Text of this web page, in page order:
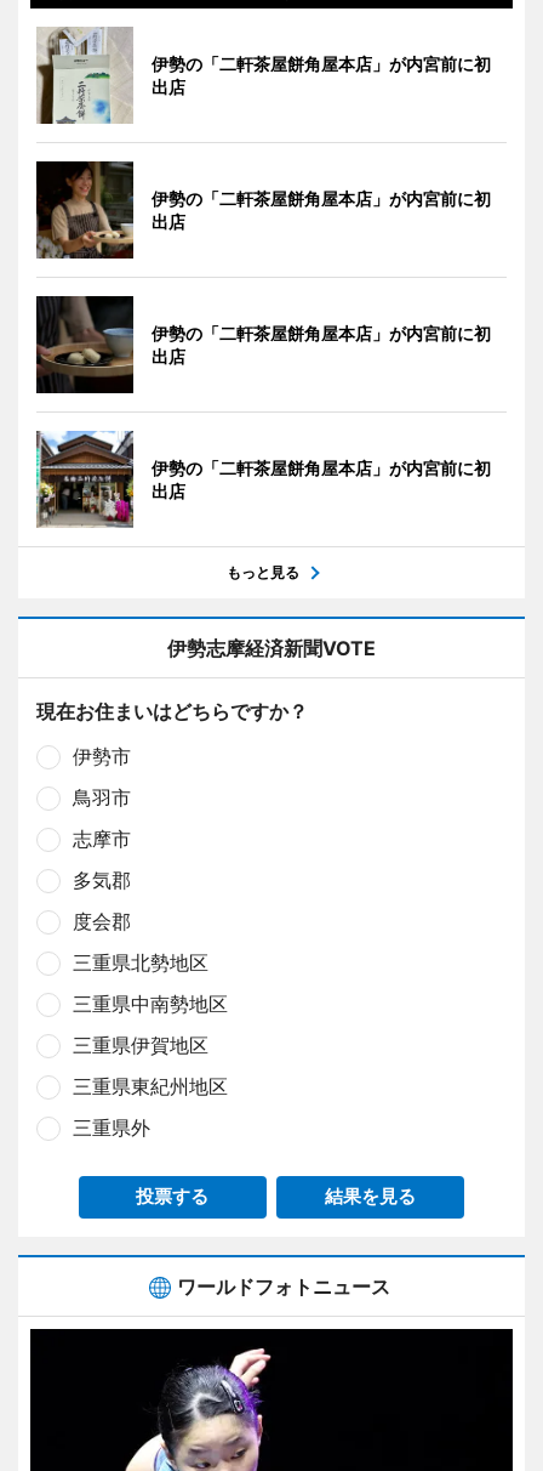
伊勢の「二軒茶屋餅角屋本店」が内宮前に初
出店
伊勢の「二軒茶屋餅角屋本店」が内宮前に初
出店
伊勢の「二軒茶屋餅角屋本店」が内宮前に初
出店
伊勢の「二軒茶屋餅角屋本店」が内宮前に初
出店
もっと見る
伊勢志摩経済新聞VOTE
現在お住まいはどちらですか？
伊勢市
鳥羽市
志摩市
多気郡
度会郡
三重県北勢地区
三重県中南勢地区
三重県伊賀地区
三重県東紀州地区
三重県外
投票する 結果を見る
ワールドフォトニュース